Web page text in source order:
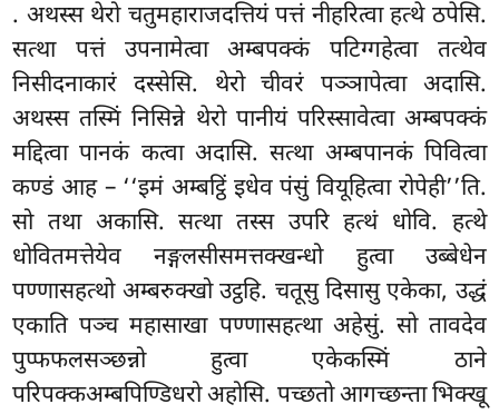
. अथस्स थेरो चतुमहाराजदत्तियं पत्तं नीहरित्वा हत्थे ठपेसि.
सत्था पत्तं उपनामेत्वा अम्बपक्कं पटिग्गहेत्वा तत्थेव
निसीदनाकारं दस्सेसि. थेरो चीवरं पञ्ञापेत्वा अदासि.
अथस्स तस्मिं निसिन्ने थेरो पानीयं परिस्सावेत्वा अम्बपक्कं
मद्दित्वा पानकं कत्वा अदासि. सत्था अम्बपानकं पिवित्वा
कण्डं आह – ‘‘इमं अम्बट्ठिं इधेव पंसुं वियूहित्वा रोपेही’’ति.
सो तथा अकासि. सत्था तस्स उपरि हत्थं धोवि. हत्थे
धोवितमत्तेयेव नङ्गलसीसमत्तक्खन्धो हुत्वा उब्बेधेन
पण्णासहत्थो अम्बरुक्खो उट्ठहि. चतूसु दिसासु एकेका, उद्धं
एकाति पञ्च महासाखा पण्णासहत्था अहेसुं. सो तावदेव
पुप्फफलसञ्छन्नो हुत्वा एकेकस्मिं ठाने
परिपक्कअम्बपिण्डिधरो अहोसि. पच्छतो आगच्छन्ता भिक्खू